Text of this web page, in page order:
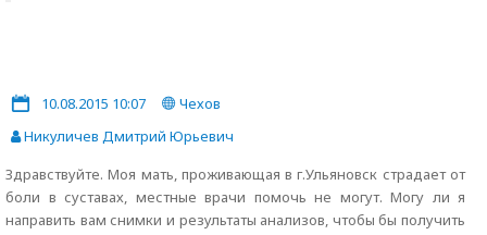
10.08.2015 10:07
Чехов
Никуличев Дмитрий Юрьевич
Здравствуйте. Моя мать, проживающая в г.Ульяновск страдает от
боли в суставах, местные врачи помочь не могут. Могу ли я
направить вам снимки и результаты анализов, чтобы бы получить